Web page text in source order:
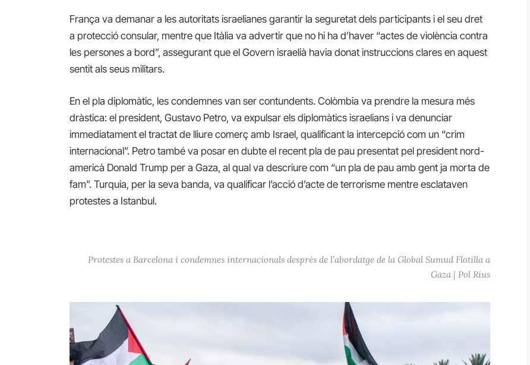
França va demanar a les autoritats israelianes garantir la seguretat dels participants i el seu dret
a protecció consular, mentre que Itàlia va advertir que no hi ha d’haver “actes de violència contra
les persones a bord”, assegurant que el Govern israelià havia donat instruccions clares en aquest
sentit als seus militars.
En el pla diplomàtic, les condemnes van ser contundents. Colòmbia va prendre la mesura més
dràstica: el president, Gustavo Petro, va expulsar els diplomàtics israelians i va denunciar
immediatament el tractat de lliure comerç amb Israel, qualificant la intercepció com un “crim
internacional”. Petro també va posar en dubte el recent pla de pau presentat pel president nord-
americà Donald Trump per a Gaza, al qual va descriure com “un pla de pau amb gent ja morta de
fam”. Turquia, per la seva banda, va qualificar l’acció d’acte de terrorisme mentre esclataven
protestes a Istanbul.
Protestes a Barcelona i condemnes internacionals després de l’abordatge de la Global Sumud Flotilla a
Gaza | Pol Rius